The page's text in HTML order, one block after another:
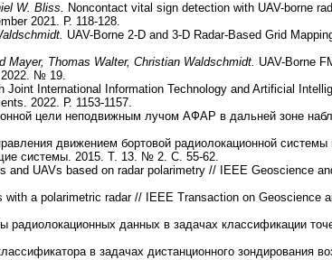
W. Bliss. Noncontact vital sign detection with UAV-borne
2021. Р. 118-128.
UAV-Borne 2-D and 3-D Radar-Based Grid
Mayer, Thomas Walter, Christian Waldschmidt. UAV-Borne
2022. № 19.
Joint International Information Technology and Artificial
2022. Р. 1153-1157.
цели неподвижным лучом АФАР в дальней зоне
движением бортовой радиолокационной
системы. 2015. Т. 13. № 2. С. 55-62.
and UAVs based on radar polarimetry // IEEE Geoscience
a polarimetric radar // IEEE Transaction on Geoscience
радиолокационных данных в задачах классификации
в задачах дистанционного зондирования